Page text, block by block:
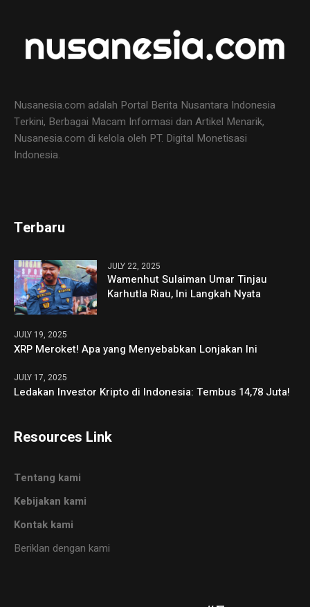
Nusanesia.com adalah Portal Berita Nusantara Indonesia
Terkini, Berbagai Macam Informasi dan Artikel Menarik,
Nusanesia.com di kelola oleh PT. Digital Monetisasi
Indonesia.
Terbaru
JULY 22, 2025
Wamenhut Sulaiman Umar Tinjau
Karhutla Riau, Ini Langkah Nyata
JULY 19, 2025
XRP Meroket! Apa yang Menyebabkan Lonjakan Ini
JULY 17, 2025
Ledakan Investor Kripto di Indonesia: Tembus 14,78 Juta!
Resources Link
Tentang kami
Kebijakan kami
Kontak kami
Beriklan dengan kami